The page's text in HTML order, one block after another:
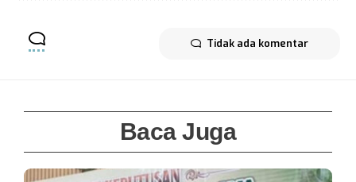
Tidak ada komentar
Baca Juga